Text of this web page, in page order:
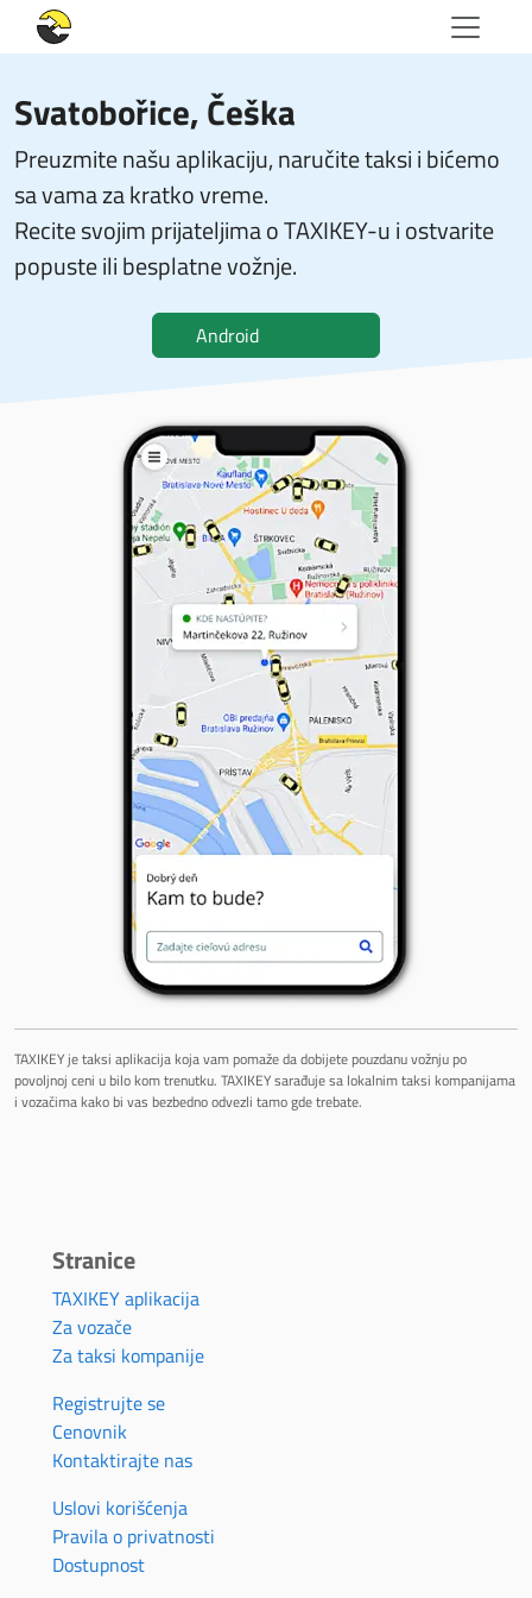
Svatobořice, Češka
Preuzmite našu aplikaciju, naručite taksi i bićemo
sa vama za kratko vreme.
Recite svojim prijateljima o TAXIKEY-u i ostvarite
popuste ili besplatne vožnje.
Android
TAXIKEY je taksi aplikacija koja vam pomaže da dobijete pouzdanu vožnju po
povoljnoj ceni u bilo kom trenutku. TAXIKEY sarađuje sa lokalnim taksi kompanijama
i vozačima kako bi vas bezbedno odvezli tamo gde trebate.
Stranice
TAXIKEY aplikacija
Za vozače
Za taksi kompanije
Registrujte se
Cenovnik
Kontaktirajte nas
Uslovi korišćenja
Pravila o privatnosti
Dostupnost